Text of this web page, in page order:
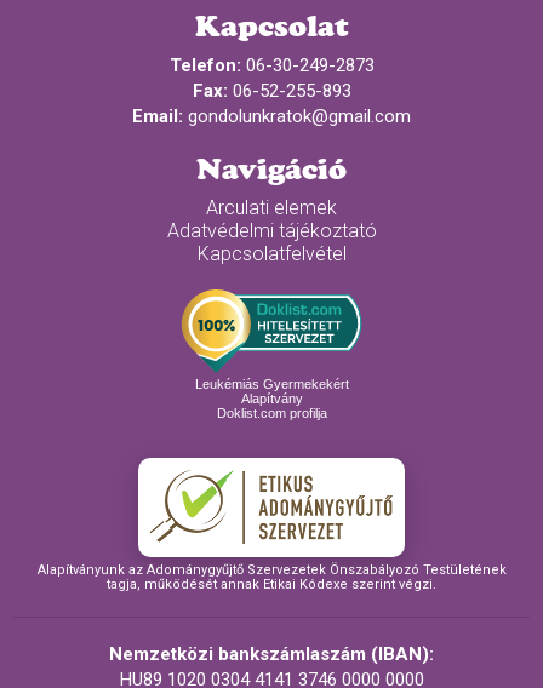
Kapcsolat
Telefon: 06-30-249-2873
Fax: 06-52-255-893
Email: gondolunkratok@gmail.com
Navigáció
Arculati elemek
Adatvédelmi tájékoztató
Kapcsolatfelvétel
Leukémiás Gyermekekért
Alapítvány
Doklist.com profilja
Alapítványunk az Adománygyűjtő Szervezetek Önszabályozó Testületének
tagja, működését annak Etikai Kódexe szerint végzi.
Nemzetközi bankszámlaszám (IBAN):
HU89 1020 0304 4141 3746 0000 0000